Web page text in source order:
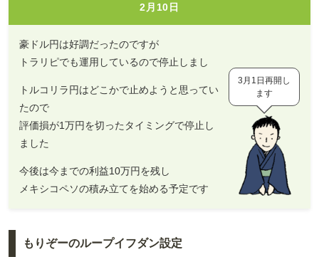
2月10日
豪ドル円は好調だったのですが
トラリピでも運用しているので停止しまし
トルコリラ円はどこかで止めようと思ってい
たので
評価損が1万円を切ったタイミングで停止し
ました
今後は今までの利益10万円を残し
メキシコペソの積み立てを始める予定です
3月1日再開し
ます
もりぞーのループイフダン設定